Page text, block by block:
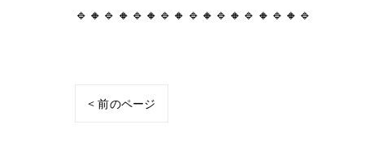
🔹🔸🔹🔸🔹🔸🔹🔸🔹🔸🔹🔸🔹🔸🔹🔸🔹
< 前のページ